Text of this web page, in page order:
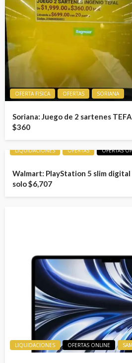
OFERTA FISICA OFERTAS SORIANA
Soriana: Juego de 2 sartenes
$360
LIQUIDACIONES OFERTAS OFERTAS
Walmart: PlayStation 5 slim digital
solo $6,707
LIQUIDACIONES OFERTAS ONLINE